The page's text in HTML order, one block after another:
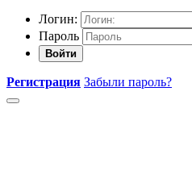
Логин:
Пароль
Войти
Регистрация Забыли пароль?